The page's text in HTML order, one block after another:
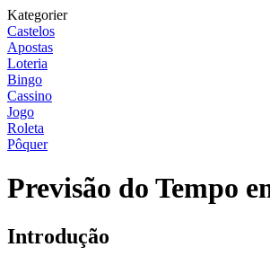
Kategorier
Castelos
Apostas
Loteria
Bingo
Cassino
Jogo
Roleta
Pôquer
Previsão do Tempo
Introdução